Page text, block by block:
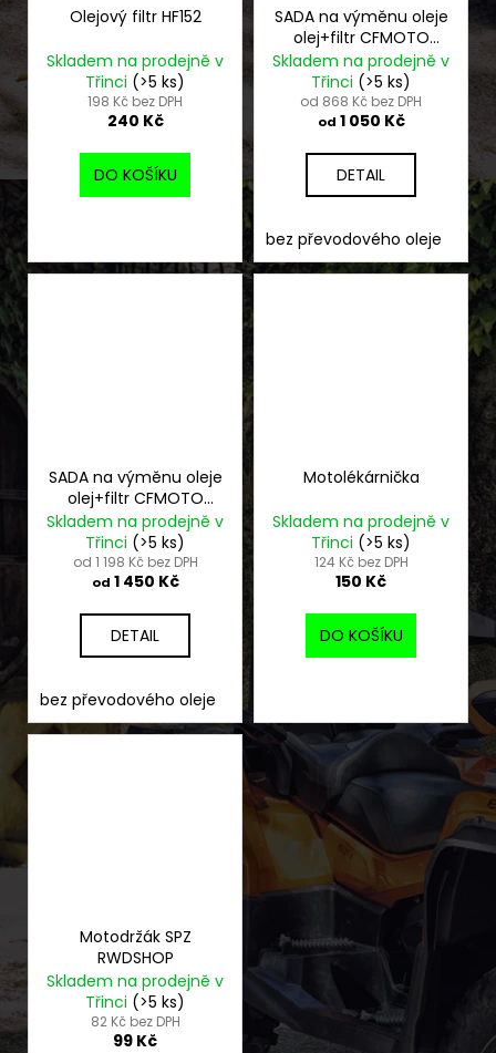
Olejový filtr HF152
Skladem na prodejně v
Třinci (>5 ks)
198 Kč bez DPH
240 Kč
DO KOŠÍKU
SADA na výměnu oleje
olej+filtr CFMOTO
X450 - X520 - X550 -
X625 - X850 - X1000
Skladem na prodejně v
Třinci (>5 ks)
od 868 Kč bez DPH
od 1 050 Kč
DETAIL
bez převodového oleje s
SADA na výměnu oleje
olej+filtr CFMOTO
X450 - X520 - X550 -
X625 - X850 - X1000
Skladem na prodejně v
Třinci (>5 ks)
od 1 198 Kč bez DPH
od 1 450 Kč
DETAIL
bez převodového oleje s
Motolékárnička
Skladem na prodejně v
Třinci (>5 ks)
124 Kč bez DPH
150 Kč
DO KOŠÍKU
Motodržák SPZ
RWDSHOP
Skladem na prodejně v
Třinci (>5 ks)
82 Kč bez DPH
99 Kč